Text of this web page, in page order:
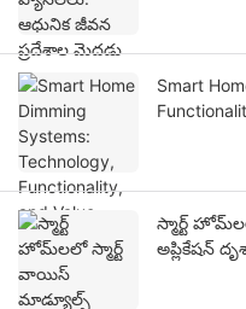
Smart
స్మార్ట్
అప్లికేషన్